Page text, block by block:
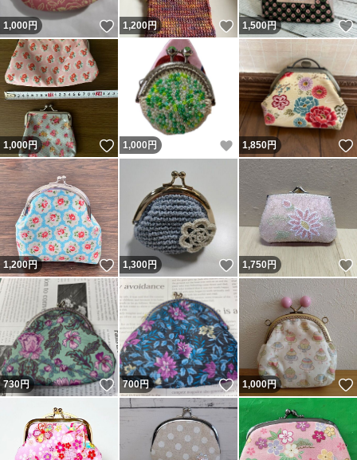
1,000円 いいね！
1,200円 いいね！
1,500円
1,000円 いいね！
1,000 円 いいね！
1,850円
1,200円 いいね！
1,300円 いいね！
1,750円
730円 いいね！
700円 いいね！
1,000円